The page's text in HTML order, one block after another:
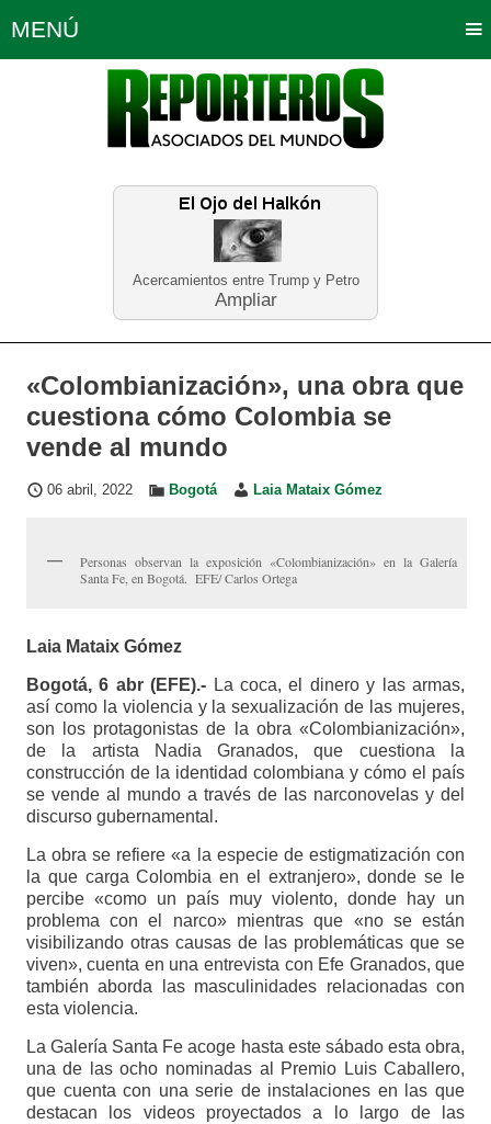
Acercamientos entre Trump y Petro
Ampliar
MENÚ
Política Opinión Bogotá
Planeta Tierra Deportes
Educación Neira
«Colombianización», una obra que
cuestiona cómo Colombia se
vende al mundo
06 abril, 2022 Bogotá Laia Mataix Gómez
Personas observan la exposición «Colombianización» en la Galería
Santa Fe, en Bogotá. EFE/ Carlos Ortega
Laia Mataix Gómez
Bogotá, 6 abr (EFE).- La coca, el dinero y las armas,
así como la violencia y la sexualización de las mujeres,
son los protagonistas de la obra «Colombianización»,
de la artista Nadia Granados, que cuestiona la
construcción de la identidad colombiana y cómo el país
se vende al mundo a través de las narconovelas y del
discurso gubernamental.
La obra se refiere «a la especie de estigmatización con
la que carga Colombia en el extranjero», donde se le
percibe «como un país muy violento, donde hay un
problema con el narco» mientras que «no se están
visibilizando otras causas de las problemáticas que se
viven», cuenta en una entrevista con Efe Granados, que
también aborda las masculinidades relacionadas con
esta violencia.
La Galería Santa Fe acoge hasta este sábado esta obra,
una de las ocho nominadas al Premio Luis Caballero,
que cuenta con una serie de instalaciones en las que
destacan los videos proyectados a lo largo de las